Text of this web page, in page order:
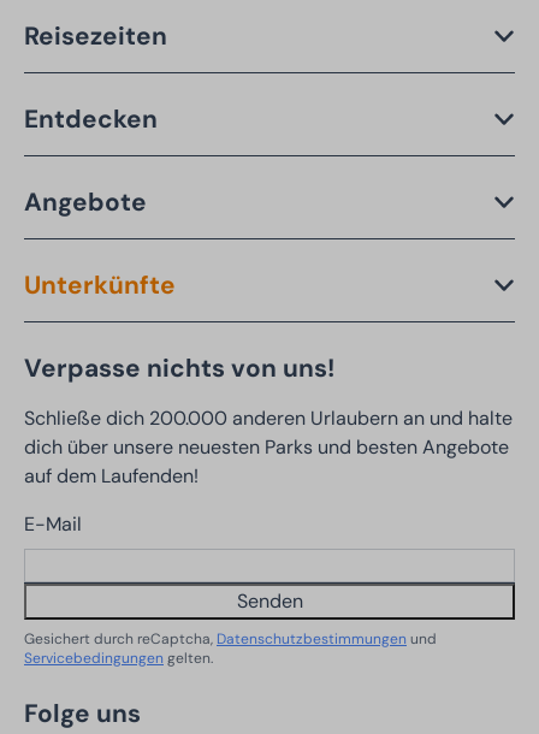
Reisezeiten
Entdecken
Angebote
Unterkünfte
Verpasse nichts von uns!
Schließe dich 200.000 anderen Urlaubern an und halte
dich über unsere neuesten Parks und besten Angebote
auf dem Laufenden!
E-Mail
Senden
Gesichert durch reCaptcha, Datenschutzbestimmungen und
Servicebedingungen gelten.
Folge uns